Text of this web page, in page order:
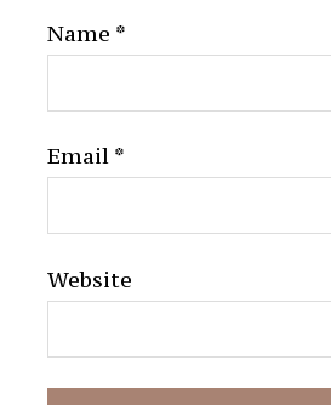
Name *
Email *
Website